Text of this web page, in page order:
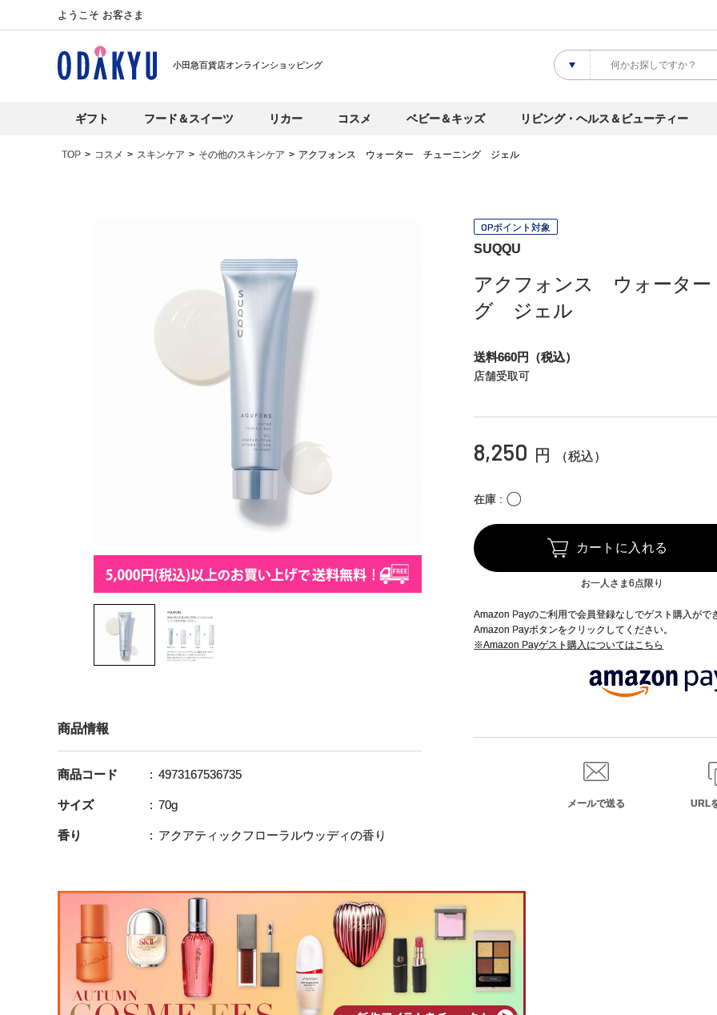
ようこそ お客さま
小田急百貨店オンラインショッピング
ギフト フード＆スイーツ リカー コスメ ベビー＆キッズ リビング・ヘルス＆ビューティー
TOP コスメ スキンケア その他のスキンケア アクフォンス ウォーター チューニング ジェル
OPポイント対象
SUQQU
アクフォンス ウォータ
グ ジェル
送料660円（税込）
店舗受取可
8,250 円 （税込）
在庫 〇
カートに入れる
お一人さま6点限り
Amazon Payのご利用で会員登録なしでゲスト購入がで
Amazon Payボタンをクリックしてください。
※Amazon Payゲスト購入についてはこちら
メールで送る URL
商品情報
商品コード 4973167536735
サイズ 70g
香り アクアティックフローラルウッディの香り